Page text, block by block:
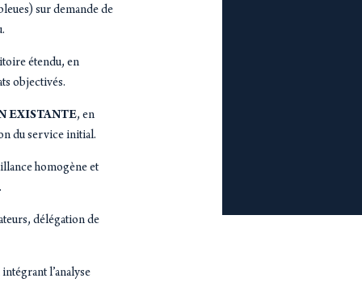
sur demande de
étendu, en
objectivés.
EXISTANTE, en
du service initial.
homogène et
délégation de
intégrant l’analyse